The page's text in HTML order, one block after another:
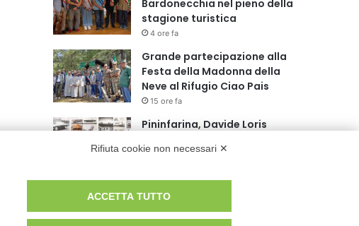
Bardonecchia nel pieno della
stagione turistica
4 ore fa
Grande partecipazione alla
Festa della Madonna della
Neve al Rifugio Ciao Pais
15 ore fa
Pininfarina, Davide Loris
Creative Officer
Cesana Torinese: il secondo
cuore dell’estate
Rifiuta cookie non necessari ✕
ACCETTA TUTTO